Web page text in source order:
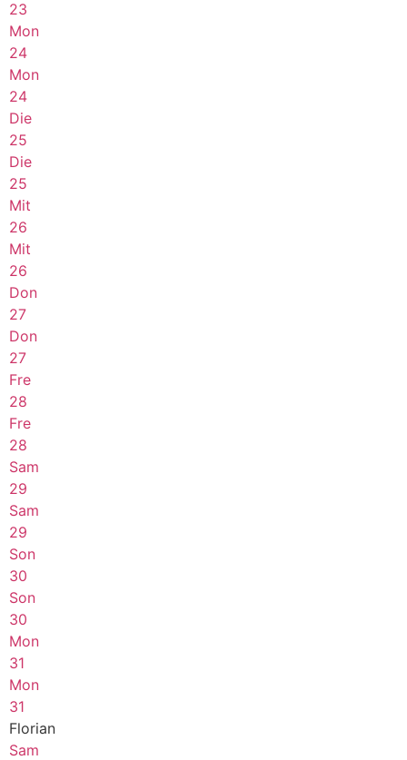
23
Mon
24
Mon
24
Die
25
Die
25
Mit
26
Mit
26
Don
27
Don
27
Fre
28
Fre
28
Sam
29
Sam
29
Son
30
Son
30
Mon
31
Mon
31
Florian
Sam